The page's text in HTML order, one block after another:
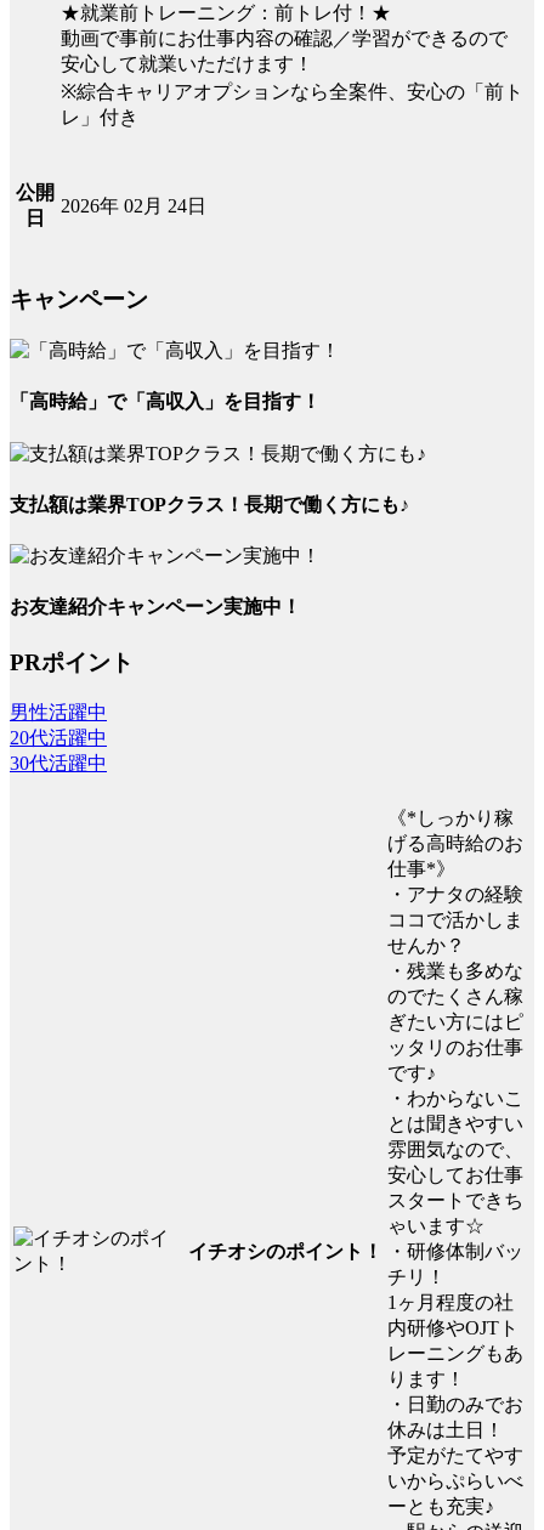
★就業前トレーニング：前トレ付！★
動画で事前にお仕事内容の確認／学習ができるので
安心して就業いただけます！
※綜合キャリアオプションなら全案件、安心の「前ト
レ」付き
公開
日
2026年 02月 24日
キャンペーン
「高時給」で「高収入」を目指す！
支払額は業界TOPクラス！長期で働く方にも♪
お友達紹介キャンペーン実施中！
PRポイント
男性活躍中
20代活躍中
30代活躍中
イチオシのポイント！
《*しっかり稼
げる高時給のお
仕事*》
・アナタの経験
ココで活かしま
せんか？
・残業も多めな
のでたくさん稼
ぎたい方にはピ
ッタリのお仕事
です♪
・わからないこ
とは聞きやすい
雰囲気なので、
安心してお仕事
スタートできち
ゃいます☆
・研修体制バッ
チリ！
1ヶ月程度の社
内研修やOJTト
レーニングもあ
ります！
・日勤のみでお
休みは土日！
予定がたてやす
いからぷらいべ
ーとも充実♪